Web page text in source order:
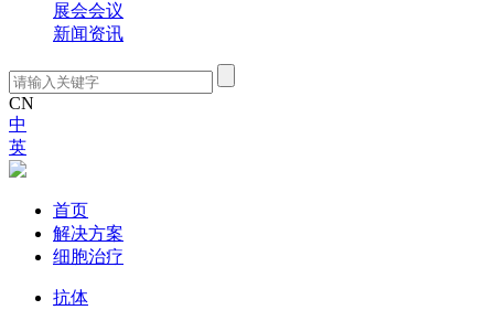
展会会议
新闻资讯
CN
中
英
首页
解决方案
细胞治疗
抗体